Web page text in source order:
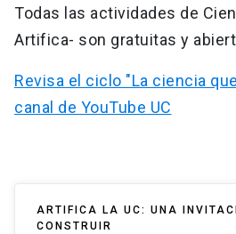
Todas las actividades de
Artifica- son gratuitas y
Revisa el ciclo "La ciencia
canal de YouTube UC
ARTIFICA LA UC: UNA
CONSTRUIR